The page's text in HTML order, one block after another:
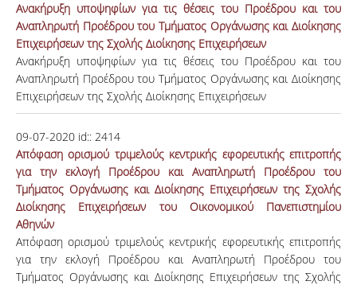
Ανακήρυξη υποψηφίων για τις θέσεις του Προέδρου και του
Αναπληρωτή Προέδρου του Τμήματος Οργάνωσης και Διοίκησης
Επιχειρήσεων της Σχολής Διοίκησης Επιχειρήσεων
Ανακήρυξη υποψηφίων για τις θέσεις του Προέδρου και του
Αναπληρωτή Προέδρου του Τμήματος Οργάνωσης και Διοίκησης
Επιχειρήσεων της Σχολής Διοίκησης Επιχειρήσεων
09-07-2020 id:: 2414
Απόφαση ορισμού τριμελούς κεντρικής εφορευτικής επιτροπής
για την εκλογή Προέδρου και Αναπληρωτή Προέδρου του
Τμήματος Οργάνωσης και Διοίκησης Επιχειρήσεων της Σχολής
Διοίκησης Επιχειρήσεων του Οικονομικού Πανεπιστημίου
Αθηνών
Απόφαση ορισμού τριμελούς κεντρικής εφορευτικής επιτροπής
για την εκλογή Προέδρου και Αναπληρωτή Προέδρου του
Τμήματος Οργάνωσης και Διοίκησης Επιχειρήσεων της Σχολής